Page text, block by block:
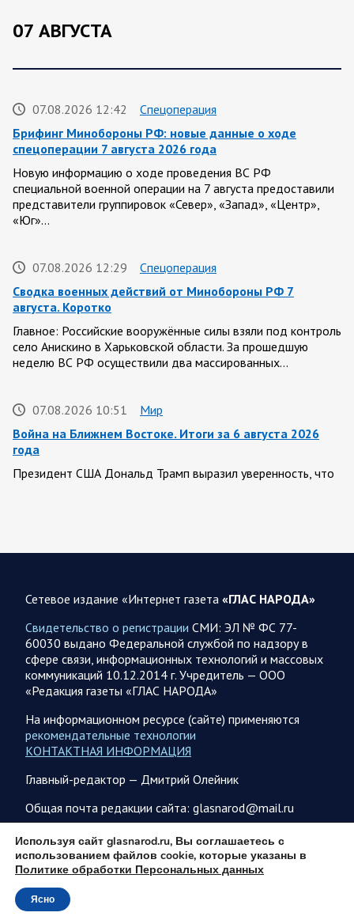
07 АВГУСТА
07.08.2026 12:42
Спецоперация
Брифинг Минобороны РФ: новые данные о ходе
спецоперации 7 августа 2026 года
Новую информацию о ходе проведения ВС РФ
специальной военной операции на 7 августа предоставили
представители группировок «Север», «Запад», «Центр»,
«Юг»…
07.08.2026 12:29
Спецоперация
Сводка военных действий от Минобороны РФ 7
августа. Коротко
Главное: Российские вооружённые силы взяли под контроль
село Анискино в Харьковской области. За прошедшую
неделю ВС РФ осуществили два массированных…
07.08.2026 10:51
Мир
Война на Ближнем Востоке. Итоги за 6 августа 2026
года
Президент США Дональд Трамп выразил уверенность, что
07.08.2026 09:56
Спецоперация
объектам в 6 областях Украины
147 БПЛА, запущенных с территории России, из которых
якобы «сбиты/подавлены» – 114. В Рени…
07.08.2026 09:46
Спецоперация
Фронтовая сводка Олега Царева на утро 7 августа 2026
года
203 украинских БПЛА сбито ПВО ночью над 18 субъектами
РФ: Беспилотники сбивали над территориями
Белгородской, Брянской, Волгоградской, Воронежской,
Калужской, Курской,…
07.08.2026 07:48
Спецоперация
Сводка на утро 7 августа 2026 года от Двух майоров
За прошедшие сутки Минобороны России сообщило о
1150 сбитых оад нашими регионами БПЛА противника.
Сетевое издание «Интернет газета «ГЛАС НАРОДА»
Свидетельство о регистрации СМИ: ЭЛ № ФС 77-
60030 выдано Федеральной службой по надзору в
сфере связи, информационных технологий и массовых
коммуникаций 10.12.2014 г. Учредитель — ООО
«Редакция газеты «ГЛАС НАРОДА»
На информационном ресурсе (сайте) применяются
рекомендательные технологии
КОНТАКТНАЯ ИНФОРМАЦИЯ
Главный-редактор — Дмитрий Олейник
Общая почта редакции сайта: glasnarod@mail.ru
ПОДПИСКА
Используя сайт glasnarod.ru, Вы соглашаетесь с
использованием файлов cookie, которые указаны в
Политике обработки Персональных данных
Ясно